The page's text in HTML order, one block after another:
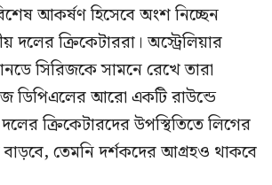
আকর্ষণ হিসেবে অংশ নিচ্ছেন
দলের ক্রিকেটাররা। অস্ট্রেলিয়ার
সিরিজকে সামনে রেখে তারা
ডিপিএলের আরো একটি রাউন্ডে
ক্রিকেটারদের উপস্থিতিতে লিগের
বাড়বে, তেমনি দর্শকদের আগ্রহও থাকবে